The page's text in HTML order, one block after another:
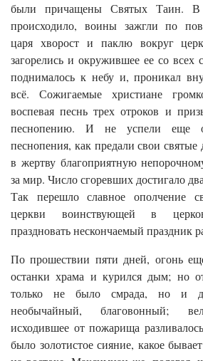
были причащены Святых Таин.
происходило, воины зажгли по
царя хворост и паклю вокруг
загорелись и окружившее ее со всех
поднималось к небу и, проникал
всё. Сожигаемые христиане
воспевая песнь трех отроков и
песнопению. И не успели еще
песнопения, как предали свои
в жертву благоприятную
за мир. Число сгоревших достигало
Так перешло славное ополчение
церкви воинствующей в
праздновать нескончаемый праздник
По прошествии пяти дней, огонь
останки храма и курился дым; но
только не было смрада, но и
необычайный, благовонный;
исходившее от пожарища
было золотистое сияние, какое